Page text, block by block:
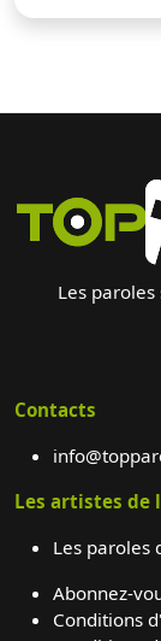
Les
Contacts
Les artistes de
Les paroles
Abonnez-
Conditions